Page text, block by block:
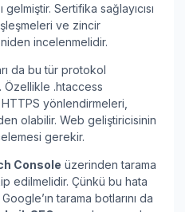
Sertifika sağlayıcısı
ve zincir
incelenmelidir.
da bu tür protokol
.htaccess
HTTPS yönlendirmeleri,
olabilir. Web geliştiricisinin
gerekir.
Console üzerinden tarama
edilmelidir. Çünkü bu hata
tarama botlarını da